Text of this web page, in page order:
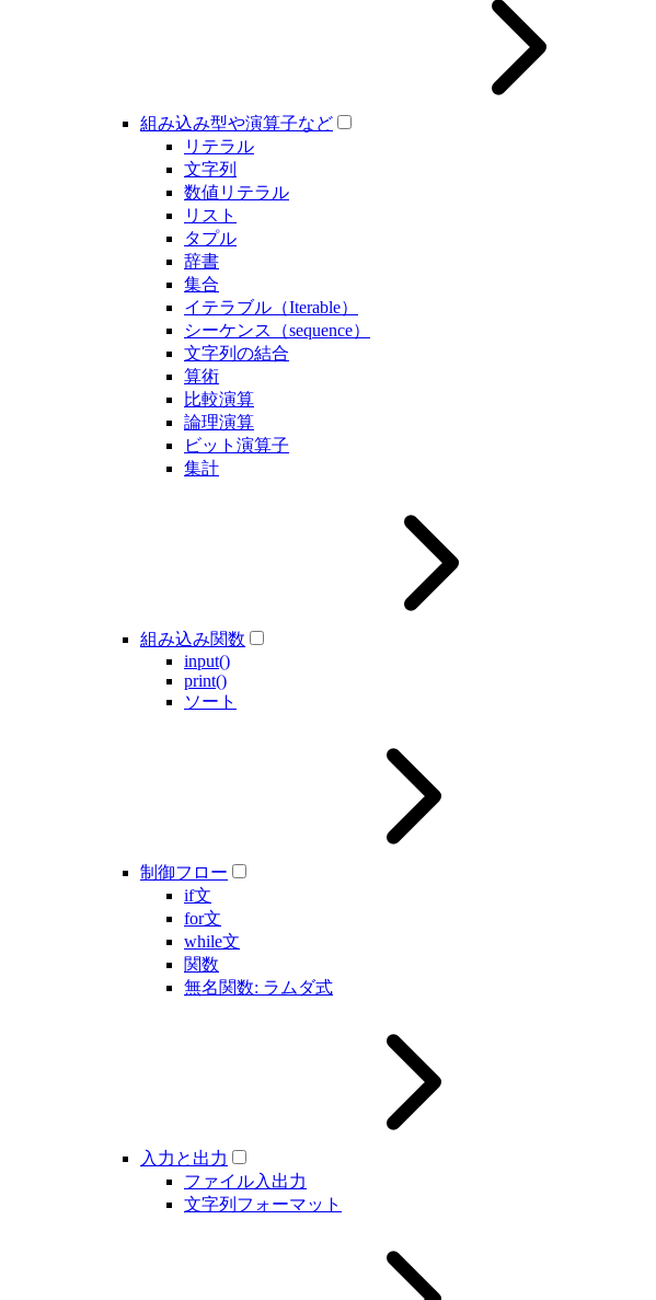
組み込み型や演算子など
リテラル
文字列
数値リテラル
リスト
タプル
辞書
集合
イテラブル（Iterable）
シーケンス（sequence）
文字列の結合
算術
比較演算
論理演算
ビット演算子
集計
組み込み関数
input()
print()
ソート
制御フロー
if文
for文
while文
関数
無名関数: ラムダ式
入力と出力
ファイル入出力
文字列フォーマット